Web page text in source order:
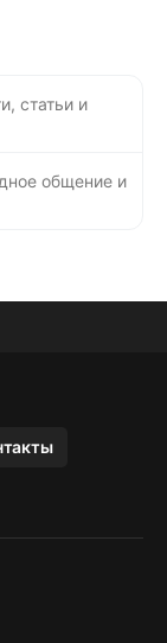
статьи и
общение и